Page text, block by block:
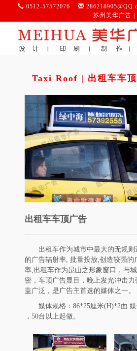
0512-57572076
苏州美华广告 |
Taxi Roof | 出租车车顶
出租车车顶广告
出租车作为城市中最大的无规
的广告辐射率, 批量投放,创造较强的
率,出租车作为昆山之形象窗口，与
密，车顶广告显目，晚上发光冲击
盖广泛，是广告主首选的媒体之一。
媒体规格：86*25厘米(H)*2面
，50台以上起做。